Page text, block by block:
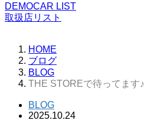
DEMOCAR LIST
取扱店リスト
HOME
ブログ
BLOG
THE STOREで待ってます♪
BLOG
2025.10.24